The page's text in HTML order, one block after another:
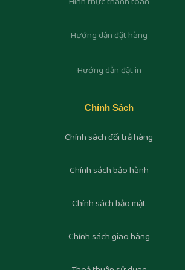
Hướng dẫn đặt hàng
Hướng dẫn đặt in
Chính Sách
Chính sách đổi trả hàng
Chính sách bảo hành
Chính sách bảo mật
Chính sách giao hàng